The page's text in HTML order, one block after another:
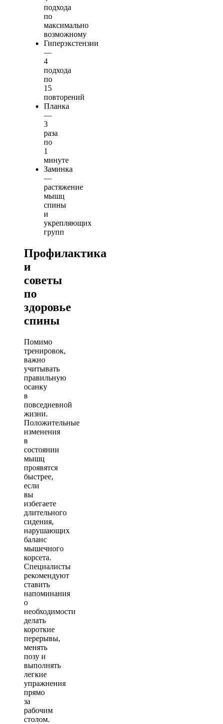
подхода
по
максимально
возможному
Гиперэкстензии
—
4
подхода
по
15
повторений
Планка
—
3
раза
по
1
минуте
Заминка
—
растяжение
мышц
спины
и
укрепляющих
групп
Профилактика
и
советы
по
здоровье
спины
Помимо
тренировок,
важно
учитывать
правильную
осанку
в
повседневной
жизни.
Положительные
изменения
в
состоянии
мышц
проявятся
быстрее,
если
вы
избегаете
длительного
сидения,
нарушающих
баланс
мышечного
корсета.
Специалисты
рекомендуют
ставить
напоминания
о
необходимости
делать
короткие
перерывы,
менять
позу и
выполнять
легкие
упражнения
прямо
за
рабочим
столом.